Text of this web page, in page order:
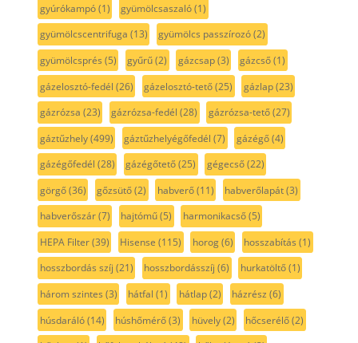
gyúrókampó(1) gyümölcsaszaló(1)
gyümölcscentrifuga (13) gyümölcs passzírozó(2)
gyümölcsprés (5) gyűrű(2) gázcsap(3) gázcső(1)
gázelosztó-fedél (26) gázelosztó-tető(25) gázlap(23)
gázrózsa (23) gázrózsa-fedél (28) gázrózsa-tető(27)
gáztűzhely(499) gáztűzhelyégőfedél (7) gázégő(4)
gázégőfedél (28) gázégőtető(25) gégecső(22)
görgő(36) gőzsütő(2) habverő(11) habverőlapát(3)
habverőszár(7) hajtómű(5) harmonikacső(5)
HEPA Filter(39) Hisense (115) horog(6) hosszabítás (1)
hosszbordás szíj (21) hosszbordásszíj (6) hurkatöltő(1)
három szintes (3) hátfal (1) hátlap(2) házrész (6)
húsdaráló(14) húshőmérő(3) hüvely(2) hőcserélő(2)